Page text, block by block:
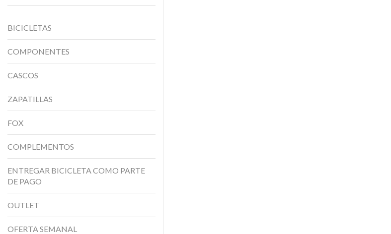
BICICLETAS
COMPONENTES
CASCOS
ZAPATILLAS
FOX
COMPLEMENTOS
ENTREGAR BICICLETA COMO PARTE
DE PAGO
OUTLET
OFERTA SEMANAL